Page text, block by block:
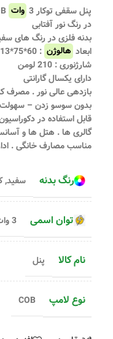
پنل سقفی توکار 3 وات
در رنگ نور آفتابی
بدنه فلزی در رنگ های
ابعاد هالوژن : 60*75*113 mm
شارژنوری : 210 لومن
دارای یکسال گارانتی
بازدهی عالی نور . مصرف
بدون سوسو زدن –
قابل استفاده در
گالری ها . هتل ها و
مناسب مصارف خانگی .
رنگ بدنه سفید,
توان اسمی 3 وات
نام کالا پنل
نوع لامپ COB